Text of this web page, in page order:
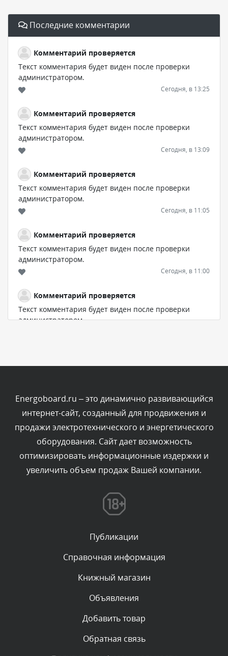
Последние комментарии
Комментарий проверяется
Текст комментария будет виден после проверки
администратором.
Сегодня, в 13:25
Комментарий проверяется
Текст комментария будет виден после проверки
администратором.
Сегодня, в 13:09
Комментарий проверяется
Текст комментария будет виден после проверки
администратором.
Сегодня, в 11:05
Комментарий проверяется
Текст комментария будет виден после проверки
администратором.
Сегодня, в 11:00
Комментарий проверяется
Текст комментария будет виден после проверки
администратором.
Комментарий проверяется
Текст комментария будет виден после проверки
администратором.
Сегодня, в 07:21
Комментарий проверяется
Текст комментария будет виден после проверки
Комментарий проверяется
Текст комментария будет виден после проверки
администратором.
Комментарий проверяется
администратором.
Energoboard.ru – это динамично развивающийся
интернет-сайт, созданный для продвижения и
продажи электротехнического и энергетического
оборудования. Сайт дает возможность
оптимизировать информационные издержки и
увеличить объем продаж Вашей компании.
Публикации
Справочная информация
Книжный магазин
Объявления
Добавить товар
Обратная связь